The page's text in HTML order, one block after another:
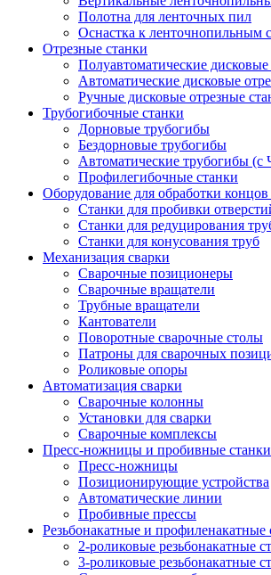
Полотна для ленточных пил
Оснастка к ленточнопильным
Отрезные станки
Полуавтоматические дисковые
Автоматические дисковые
Ручные дисковые отрезные
Трубогибочные станки
Дорновые трубогибы
Бездорновые трубогибы
Автоматические трубогибы
Профилегибочные станки
Оборудование для обработки концов
Станки для пробивки
Станки для редуцирования
Станки для конусования труб
Механизация сварки
Сварочные позиционеры
Сварочные вращатели
Трубные вращатели
Кантователи
Поворотные сварочные столы
Патроны для сварочных
Роликовые опоры
Автоматизация сварки
Сварочные колонны
Установки для сварки
Сварочные комплексы
Пресс-ножницы и пробивные станки
Пресс-ножницы
Позиционирующие устройства
Автоматические линии
Пробивные прессы
Резьбонакатные и профиленакатные
2-роликовые резьбонакатные
3-роликовые резьбонакатные